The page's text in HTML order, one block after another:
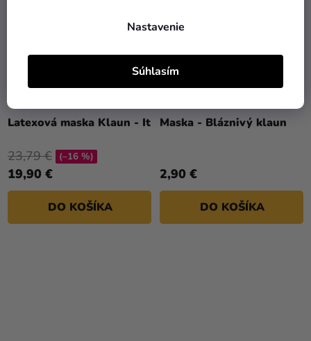
Nastavenie
Súhlasím
Latexová maska Klaun - It
19,90 €
23,79 € (–16 %)
DO KOŠÍKA
Maska - Bláznivý klaun
2,90 €
DO KOŠÍKA